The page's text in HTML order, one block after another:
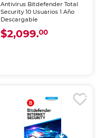
Antivirus Bitdefender Total
Security 10 Usuarios 1 Año
Descargable
$2,099.00